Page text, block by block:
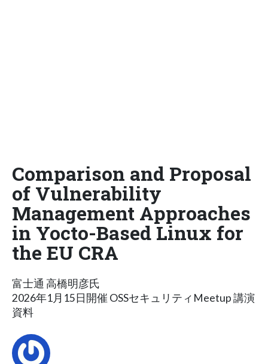
Comparison and Proposal
of Vulnerability
Management Approaches
in Yocto-Based Linux for
the EU CRA
富士通 高橋明彦氏
2026年1月15日開催 OSSセキュリティMeetup 講演
資料